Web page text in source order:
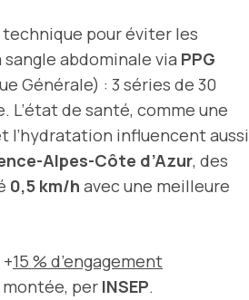
technique pour éviter les
abdominale via PPG
Générale) : 3 séries de 30
L’état de santé, comme une
l’hydratation influencent aussi
Alpes-Côte d’Azur, des
0,5 km/h avec une meilleure
+15 % d’engagement
per INSEP.